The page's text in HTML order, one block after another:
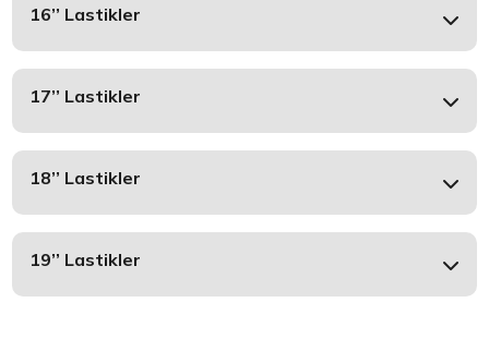
16’’ Lastikler
17’’ Lastikler
18’’ Lastikler
19’’ Lastikler